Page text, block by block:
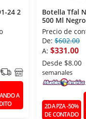
24 2
A
Botella Tfal
500 Ml Negro
Precio de
De: $602.00
A: $331.00
Desde $8.00
semanales
2DA PZA -50%
DE CONTADO